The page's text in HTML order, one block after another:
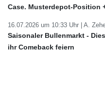
Case. Musterdepot-Position
16.07.2026 um 10:33 Uhr | A.
Saisonaler Bullenmarkt -
ihr Comeback feiern